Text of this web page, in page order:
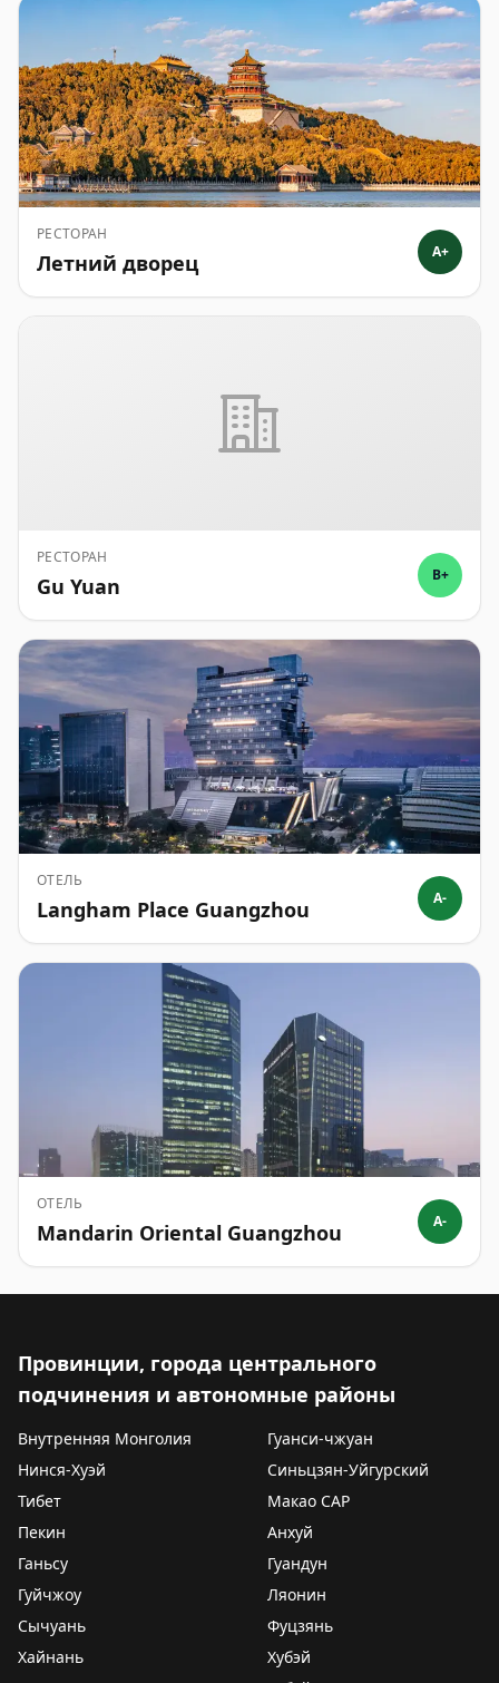
РЕСТОРАН
Летний дворец A+
РЕСТОРАН
Gu Yuan B+
ОТЕЛЬ
Langham Place Guangzhou A-
ОТЕЛЬ
Mandarin Oriental Guangzhou A-
Провинции, города центрального
подчинения и автономные районы
Внутренняя Монголия
Гуанси-чжуан
Нинся-Хуэй
Синьцзян-Уйгурский
Тибет
Макао САР
Пекин
Анхуй
Ганьсу
Гуандун
Гуйчжоу
Ляонин
Сычуань
Фуцзянь
Хайнань
Хубэй